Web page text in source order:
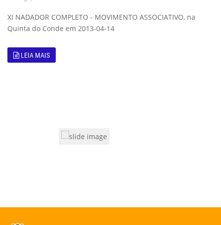
XI NADADOR COMPLETO - MOVIMENTO ASSOCIATIVO, na
Quinta do Conde em 2013-04-14
LEIA MAIS